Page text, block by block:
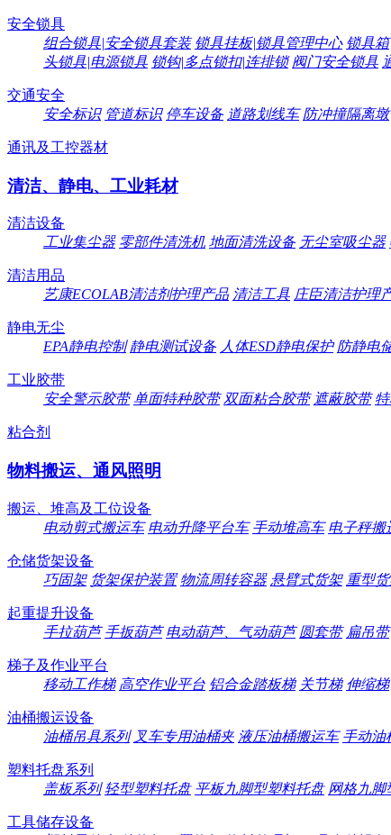
安全锁具
组合锁具|安全锁具套装 锁具挂板|锁具管理中心 锁具
头锁具|电源锁具 锁钩|多点锁扣|连排锁 阀门安全锁具
交通安全
安全标识 管道标识 停车设备 道路划线车 防冲撞隔离墩
通讯及工控器材
清洁、静电、工业耗材
清洁设备
工业集尘器 零部件清洗机 地面清洗设备 无尘室吸尘器
清洁用品
艺康ECOLAB清洁剂护理产品 清洁工具 庄臣清洁护理
静电无尘
EPA静电控制 静电测试设备 人体ESD静电保护 防静电
工业胶带
安全警示胶带 单面特种胶带 双面粘合胶带 遮蔽胶带
粘合剂
物料搬运、通风照明
搬运、堆高及工位设备
电动剪式搬运车 电动升降平台车 手动堆高车 电子秤搬
仓储货架设备
巧固架 货架保护装置 物流周转容器 悬臂式货架 重型
起重提升设备
手拉葫芦 手扳葫芦 电动葫芦、气动葫芦 圆套带 扁吊带
梯子及作业平台
移动工作梯 高空作业平台 铝合金踏板梯 关节梯 伸缩梯
油桶搬运设备
油桶吊具系列 叉车专用油桶夹 液压油桶搬运车 手动油
塑料托盘系列
盖板系列 轻型塑料托盘 平板九脚型塑料托盘 网格九脚
工具储存设备